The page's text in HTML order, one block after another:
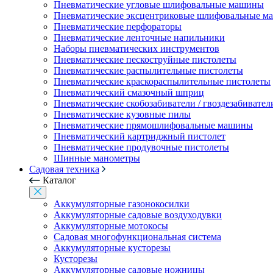
Пневматические угловые шлифовальные машины
Пневматические эксцентриковые шлифовальные
Пневматические перфораторы
Пневматические ленточные напильники
Наборы пневматических инструментов
Пневматические пескоструйные пистолеты
Пневматические распылительные пистолеты
Пневматические краскораспылительные пистолеты
Пневматический смазочный шприц
Пневматические скобозабиватели /
Пневматические кузовные пилы
Пневматические прямошлифовальные машины
Пневматический картриджный пистолет
Пневматические продувочные пистолеты
Шинные манометры
Садовая техника
Каталог
Аккумуляторные газонокосилки
Аккумуляторные садовые воздуходувки
Аккумуляторные мотокосы
Садовая многофункциональная система
Аккумуляторные кусторезы
Кусторезы
Аккумуляторные садовые ножницы